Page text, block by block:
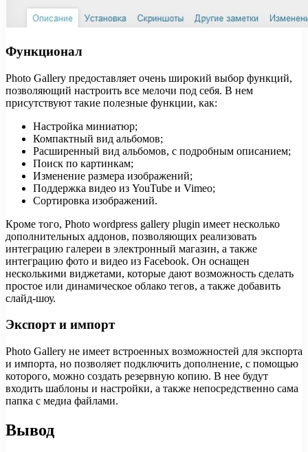
Функционал
Photo Gallery предоставляет очень широкий выбор функций,
позволяющий настроить все мелочи под себя. В нем
присутствуют такие полезные функции, как:
Настройка миниатюр;
Компактный вид альбомов;
Расширенный вид альбомов, с подробным описанием;
Поиск по картинкам;
Изменение размера изображений;
Поддержка видео из YouTube и Vimeo;
Сортировка изображений.
Кроме того, Photo wordpress gallery plugin имеет несколько
дополнительных аддонов, позволяющих реализовать
интеграцию галереи в электронный магазин, а также
интеграцию фото и видео из Facebook. Он оснащен
несколькими виджетами, которые дают возможность сделать
простое или динамическое облако тегов, а также добавить
слайд-шоу.
Экспорт и импорт
Photo Gallery не имеет встроенных возможностей для экспорта
и импорта, но позволяет подключить дополнение, с помощью
которого, можно создать резервную копию. В нее будут
входить шаблоны и настройки, а также непосредственно сама
папка с медиа файлами.
Вывод